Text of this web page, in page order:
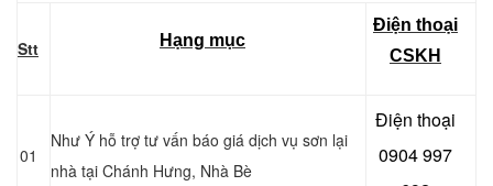
Stt Hạng mục
Điện thoại
CSKH
01
Như Ý hỗ trợ tư vấn báo giá dịch vụ sơn lại
nhà tại Chánh Hưng, Nhà Bè
Điện thoại
0904 997